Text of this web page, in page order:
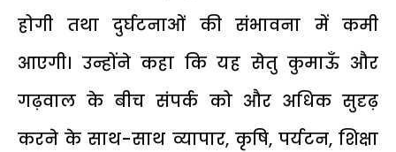
होगी तथा दुर्घटनाओं की संभावना में कमी
आएगी। उन्होंने कहा कि यह सेतु कुमाऊँ और
गढ़वाल के बीच संपर्क को और अधिक सुदृढ़
करने के साथ-साथ व्यापार, कृषि, पर्यटन, शिक्षा